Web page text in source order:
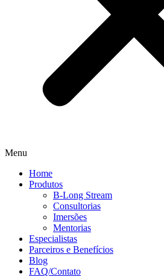
Menu
Home
Produtos
B-Long Stream
Consultorias
Imersões
Mentorias
Especialistas
Parceiros e Benefícios
Blog
FAQ/Contato